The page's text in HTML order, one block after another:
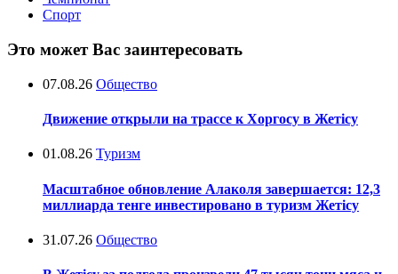
Спорт
Это может Вас заинтересовать
07.08.26 Общество
Движение открыли на трассе к Хоргосу в Жетісу
01.08.26 Туризм
Масштабное обновление Алаколя завершается: 12,3
миллиарда тенге инвестировано в туризм Жетісу
31.07.26 Общество